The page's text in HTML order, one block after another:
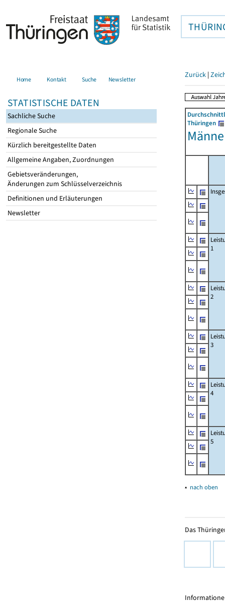
Home Kontakt Suche Newsletter
STATISTISCHE DATEN
Sachliche Suche
Regionale Suche
Kürzlich bereitgestellte Daten
Allgemeine Angaben, Zuordnungen
Gebietsveränderungen,
Änderungen zum Schlüsselverzeichnis
Definitionen und Erläuterungen
Newsletter
Zurück |
Thüringen
1
2
3
4
5
▴ nach oben
Das